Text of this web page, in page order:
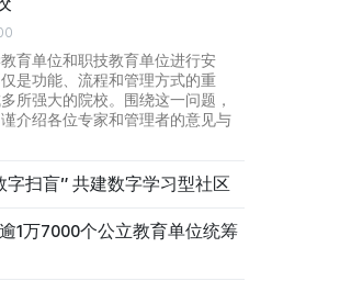
育单位和职技教育单位进行安
是功能、流程和管理方式的重
所强大的院校。围绕这一问题，
谨介绍各位专家和管理者的意见与
字扫盲” 共建数字学习型社区
1万7000个公立教育单位统筹